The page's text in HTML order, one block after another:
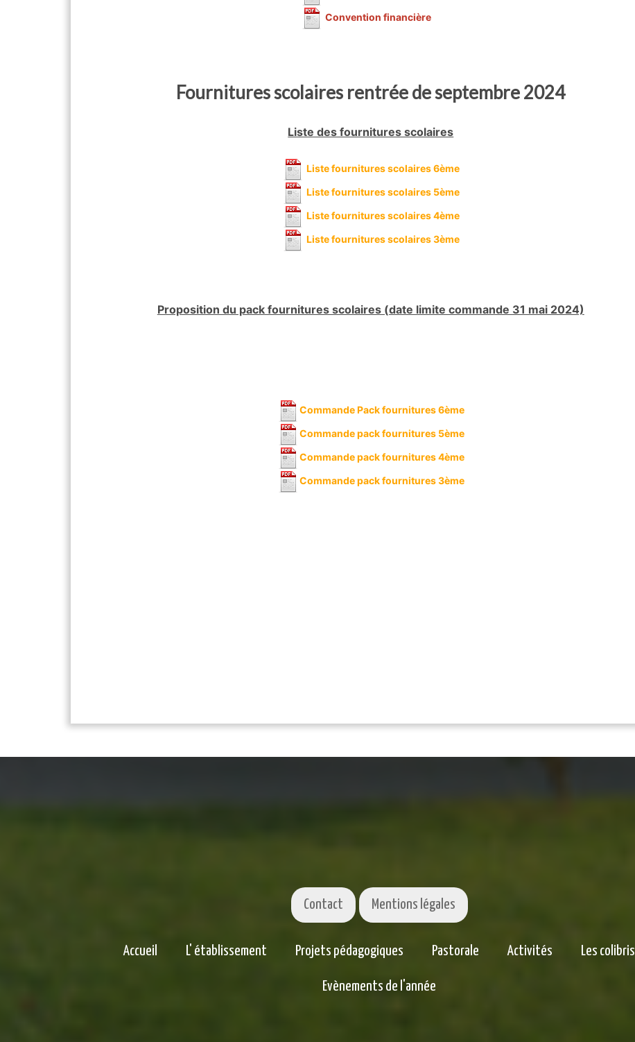
Convention financière
Fournitures scolaires rentrée de septembre 2024
Liste des fournitures scolaires
Liste fournitures scolaires 6ème
Liste fournitures scolaires 5ème
Liste fournitures scolaires 4ème
Liste fournitures scolaires 3ème
Proposition du pack fournitures scolaires (date limite commande 31 mai 2024)
Commande Pack fournitures 6ème
Commande pack fournitures 5ème
Commande pack fournitures4ème
Commande pack fournitures3ème
Contact Mentions légales
Accueil L' établissement Projets pédagogiques Pastorale Activités Les colibris
Evènements de l'année